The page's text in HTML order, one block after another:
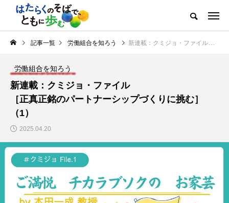
記事一覧 労働組合を知ろう 新連載：クミジョ・ファイル［正真正銘のパートナーシップづくりに挑む］（1）
労働組合を知ろう
新連載：クミジョ・ファイル
［正真正銘のパートナーシップづくりに挑む］
（1）
2025.04.20